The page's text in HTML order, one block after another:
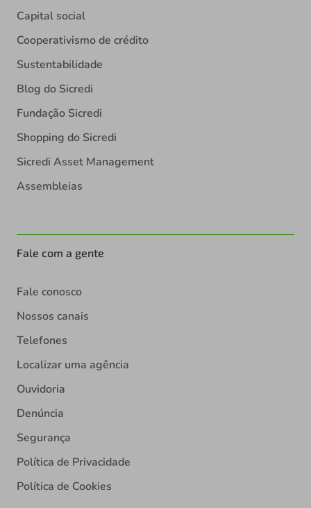
Capital social
Cooperativismo de crédito
Sustentabilidade
Blog do Sicredi
Fundação Sicredi
Shopping do Sicredi
Sicredi Asset Management
Assembleias
Fale com a gente
Fale conosco
Nossos canais
Telefones
Localizar uma agência
Ouvidoria
Denúncia
Segurança
Política de Privacidade
Política de Cookies